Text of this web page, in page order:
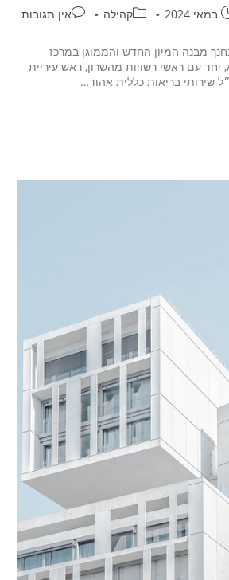
קהילה אין תגובות
שני השבוע, 27/5, נחנך מבנה המיון החדש והממוגן במרכז
עם ראשי רשויות מהשרון, ראש עיריית
שירותי בריאות כללית אהוד…